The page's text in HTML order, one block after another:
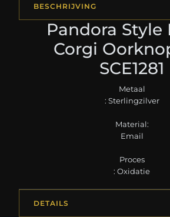
BESCHRIJVING
Pandora Style
Corgi
SCE1281
Metaal
: Sterlingzilver
Material:
Email
Proces
: Oxidatie
DETAILS